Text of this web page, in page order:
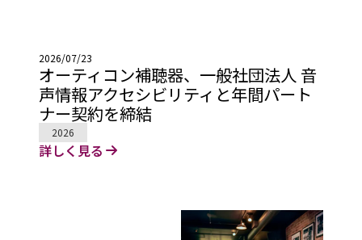
2026/07/23
オーティコン補聴器、一般社団法人 音
声情報アクセシビリティと年間パート
ナー契約を締結
2026
詳しく見る